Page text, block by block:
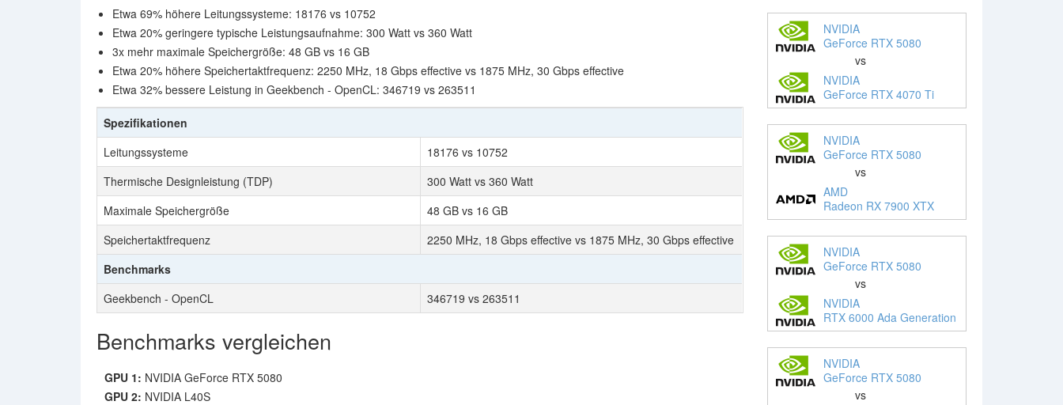
Etwa 69% höhere Leitungssysteme: 18176 vs 10752
Etwa 20% geringere typische Leistungsaufnahme: 300 Watt vs 360 Watt
3x mehr maximale Speichergröße: 48 GB vs 16 GB
Etwa 20% höhere Speichertaktfrequenz: 2250 MHz, 18 Gbps effective vs 1875 MHz, 30 Gbps effective
Etwa 32% bessere Leistung in Geekbench - OpenCL: 346719 vs 263511
Spezifikationen
Leitungssysteme
18176 vs 10752
Thermische Designleistung (TDP)
300 Watt vs 360 Watt
Maximale Speichergröße
48 GB vs 16 GB
Speichertaktfrequenz
2250 MHz, 18 Gbps effective vs 1875 MHz, 30 Gbps effective
Benchmarks
Geekbench - OpenCL
346719 vs 263511
Benchmarks vergleichen
GPU 1: NVIDIA GeForce RTX 5080
GPU 2: NVIDIA L40S
NVIDIA
GeForce RTX 5080
vs
NVIDIA
GeForce RTX 4070 Ti
NVIDIA
GeForce RTX 5080
vs
AMD
Radeon RX 7900 XTX
NVIDIA
GeForce RTX 5080
vs
NVIDIA
RTX 6000 Ada Generation
NVIDIA
GeForce RTX 5080
vs